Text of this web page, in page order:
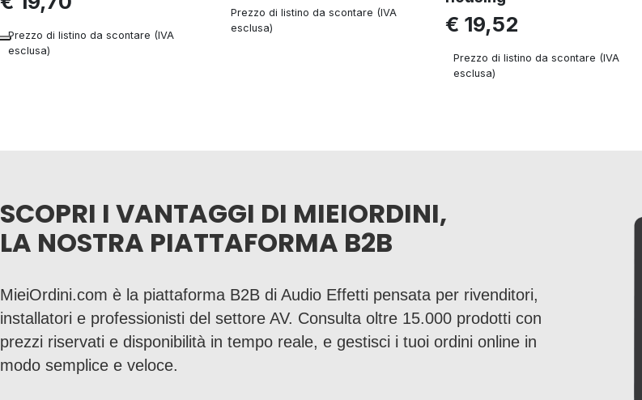
Prezzo di listino da scontare (IVA
esclusa)
Prezzo di listino da scontare (IVA
esclusa)
€ 19,52
Prezzo di listino da scontare (IVA
esclusa)
SCOPRI I VANTAGGI DI MIEIORDINI,
LA NOSTRA PIATTAFORMA B2B
MieiOrdini.com è la piattaforma B2B di Audio Effetti pensata per rivenditori,
installatori e professionisti del settore AV. Consulta oltre 15.000 prodotti con
prezzi riservati e disponibilità in tempo reale, e gestisci i tuoi ordini online in
modo semplice e veloce.